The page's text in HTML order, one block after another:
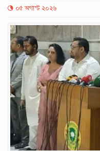
০৫ অগাস্ট ২০২৬